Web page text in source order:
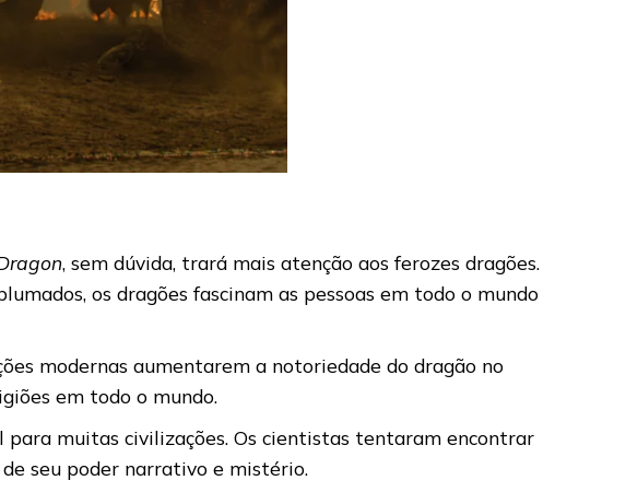
, sem dúvida, trará mais atenção aos ferozes dragões.
os dragões fascinam as pessoas em todo o mundo
modernas aumentarem a notoriedade do dragão no
em todo o mundo.
para muitas civilizações. Os cientistas tentaram encontrar
seu poder narrativo e mistério.